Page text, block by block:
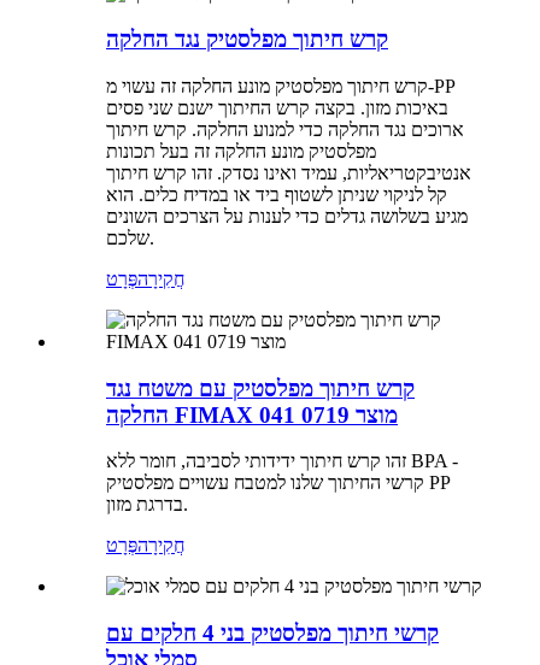
קרש חיתוך מפלסטיק נגד החלקה
קרש חיתוך מפלסטיק מונע החלקה זה עשוי מ-PP
באיכות מזון. בקצה קרש החיתוך ישנם שני פסים
ארוכים נגד החלקה כדי למנוע החלקה. קרש חיתוך
מפלסטיק מונע החלקה זה בעל תכונות
אנטיבקטריאליות, עמיד ואינו נסדק. זהו קרש חיתוך
קל לניקוי שניתן לשטוף ביד או במדיח כלים. הוא
מגיע בשלושה גדלים כדי לענות על הצרכים השונים
שלכם.
חֲקִירָהפְּרָט
קרש חיתוך מפלסטיק עם משטח נגד
החלקה FIMAX 041 מוצר 0719
זהו קרש חיתוך ידידותי לסביבה, חומר ללא BPA -
קרשי החיתוך שלנו למטבח עשויים מפלסטיק PP
בדרגת מזון.
חֲקִירָהפְּרָט
קרשי חיתוך מפלסטיק בני 4 חלקים עם
סמלי אוכל